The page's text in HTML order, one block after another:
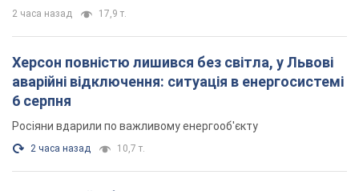
2 часа назад 17,9 т.
Херсон повністю лишився без світла, у Львові
аварійні відключення: ситуація в енергосистемі
6 серпня
Росіяни вдарили по важливому енергооб'єкту
2 часа назад 10,7 т.